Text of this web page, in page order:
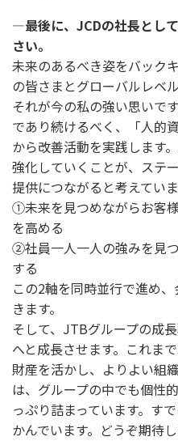
―最後に、JCDの社長とし
さい。
未来のあるべき姿をバック
の皆さまとグローバルレベ
それが今の私の強い思いで
であり続けるべく、「人的
から改善活動を実践します
強化していくことが、ステ
提供につながると考えてい
①未来を見つめながらお客
を高める
②社員一人一人の強みを見
する
この2軸を同時並行で進め
きます。
そして、JTBグループの成
へと成長させます。これま
財産を活かし、よりよい組
は、グループの中でも個性
っぷり詰まっています。す
かんでいます。どうぞ期待し